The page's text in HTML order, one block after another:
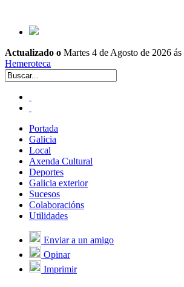
Actualizado o Martes 4 de Agosto de 2026 ás
Hemeroteca
Portada
Galicia
Local
Axenda Cultural
Deportes
Galicia exterior
Sucesos
Colaboracións
Utilidades
Enviar a un amigo
Opinar
Imprimir